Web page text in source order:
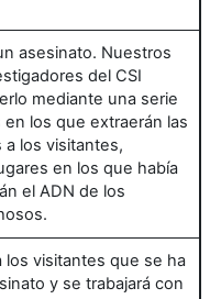
asesinato. Nuestros
del CSI
mediante una serie
los que extraerán las
a los visitantes,
en los que había
el ADN de los
los visitantes que se ha
y se trabajará con